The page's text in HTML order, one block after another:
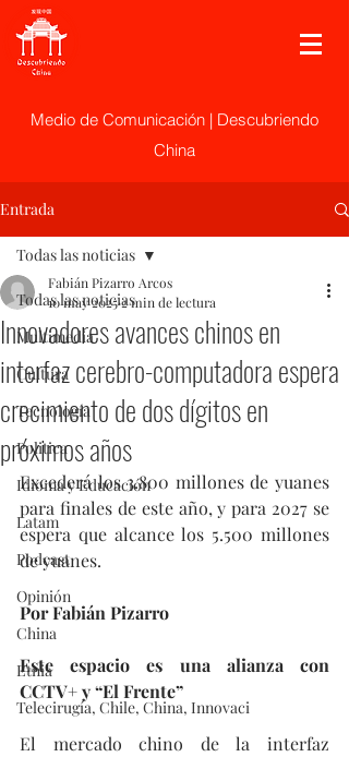
Medio de Comunicación | Descubriendo
China
Entrada
Todas las noticias
Multimedia
Cultura
Tecnología
Politica
Idioma y Educación
Latam
Podcast
Opinión
China
Etnia
Telecirugía, Chile, China, Innovaci
Todas las noticias
Innovadores avances chinos en
interfaz cerebro-computadora espera
crecimiento de dos dígitos en
próximos años
Fabián Pizarro Arcos
10 may 20252 min de lectura
Excederá los 3.800 millones de yuanes
para finales de este año, y para 2027 se
espera que alcance los 5.500 millones
de yuanes.
Por Fabián Pizarro
Este espacio es una alianza con
CCTV+ y “El Frente”
El mercado chino de la interfaz